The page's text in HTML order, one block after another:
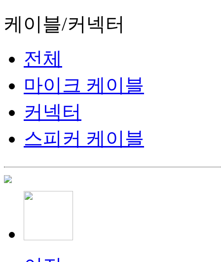
케이블/커넥터
전체
마이크 케이블
커넥터
스피커 케이블